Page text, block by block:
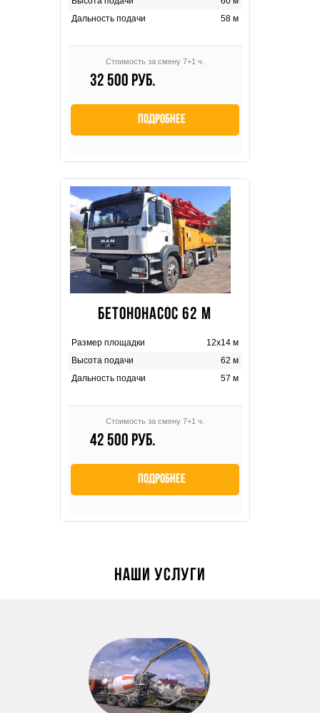
Дальность подачи
58 м
Стоимость за смену 7+1 ч.
32 500 руб.
Подробнее
БЕТОНОНАСОС 62 М
Размер площадки
12х14 м
Высота подачи
62 м
Дальность подачи
57 м
Стоимость за смену 7+1 ч.
42 500 руб.
Подробнее
Наши услуги